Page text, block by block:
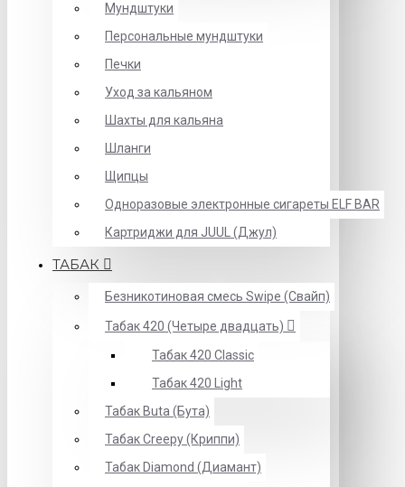
Мундштуки
Персональные мундштуки
Печки
Уход за кальяном
Шахты для кальяна
Шланги
Щипцы
Одноразовые электронные сигареты ELF BAR
Картриджи для JUUL (Джул)
ТАБАК
Безникотиновая смесь Swipe (Свайп)
Табак 420 (Четыре двадцать)
Табак 420 Classic
Табак 420 Light
Табак Buta (Бута)
Табак Creepy (Криппи)
Табак Diamond (Диамант)